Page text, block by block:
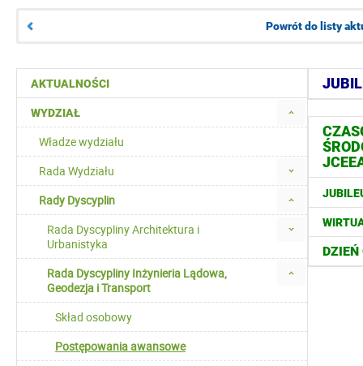
AKTUALNOŚCI
WYDZIAŁ
Władze wydziału
Rada Wydziału
Rady Dyscyplin
Rada Dyscypliny Architektura i
Urbanistyka
Rada Dyscypliny Inżynieria Lądowa,
Geodezja i Transport
Skład osobowy
Postępowania awansowe
DZIEŃ
Powrót do listy